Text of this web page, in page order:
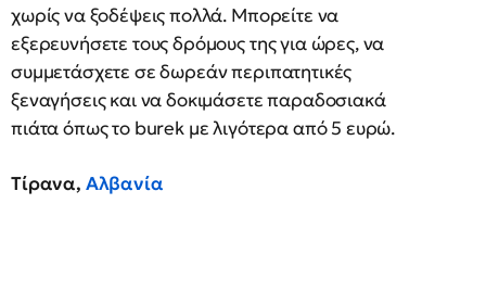
χωρίς να ξοδέψεις πολλά. Μπορείτε να
εξερευνήσετε τους δρόμους της για ώρες, να
συμμετάσχετε σε δωρεάν περιπατητικές
ξεναγήσεις και να δοκιμάσετε παραδοσιακά
πιάτα όπως το burek με λιγότερα από 5 ευρώ.
Τίρανα, Αλβανία